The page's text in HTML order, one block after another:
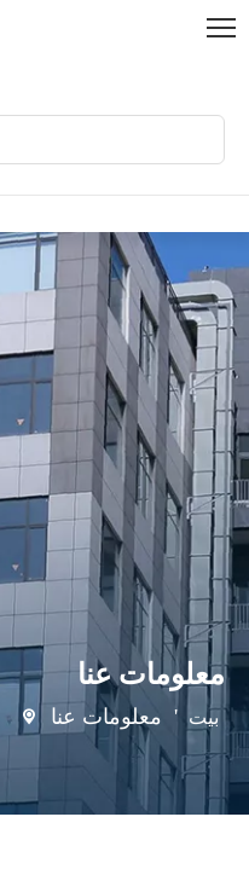
معلومات عنا
بيت ' معلومات عنا